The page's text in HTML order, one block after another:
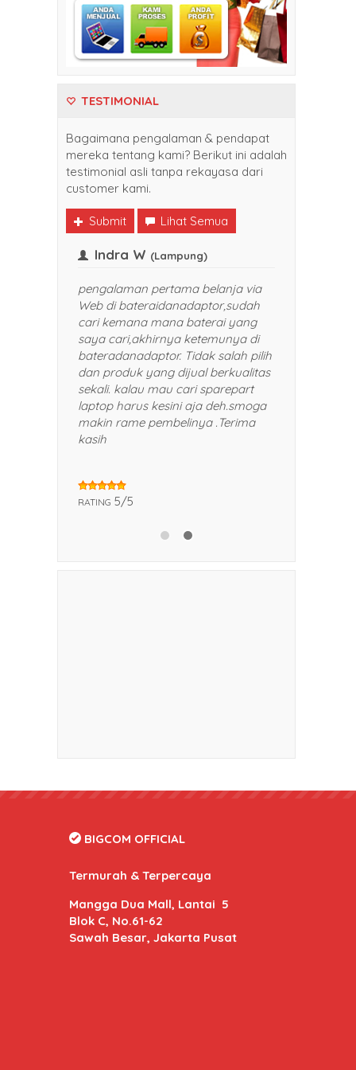
TESTIMONIAL
Bagaimana pengalaman & pendapat
mereka tentang kami? Berikut ini adalah
testimonial asli tanpa rekayasa dari
customer kami.
Submit Lihat Semua
(Balikpapan)
sekali belanja di
Harganya
dan pelayanan yang
TOP banget. Sukses selalu
saya rekomendasikan
teman dan kerabat saya.
Indra W
pengalaman pertama belanja
Web di
cari kemana mana baterai yang
saya cari,akhirnya ketemunya
bateradanadaptor. Tidak salah
dan produk yang dijual
sekali. kalau mau cari sparepart
laptop harus kesini aja
makin rame pembelinya .Terima
Termurah & Terpercaya
Mangga Dua Mall, Lantai 5
Sawah Besar, Jakarta Pusat